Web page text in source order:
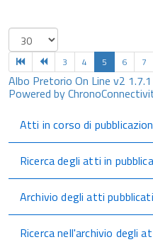
3 4 5 6 7
Albo Pretorio On Line v2 1.7.1
Powered by
Atti in corso di
Ricerca degli atti in
Archivio degli atti pubblicati
Ricerca nell'archivio degli